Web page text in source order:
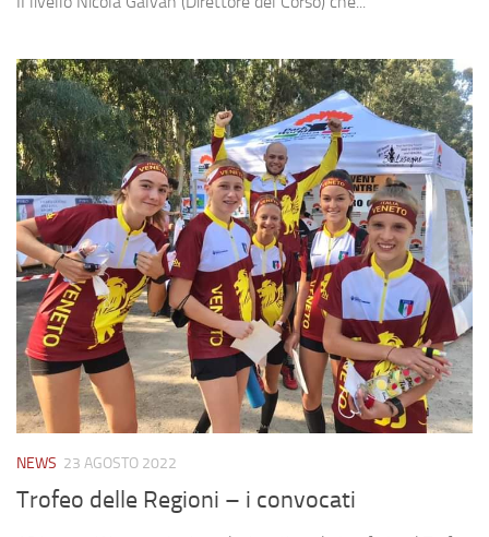
NEWS 23 AGOSTO 2022
Trofeo delle Regioni – i convocati